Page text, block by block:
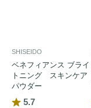
SHISEIDO
ベネフィアンス ブライ
トニング スキンケア
パウダー
5.7